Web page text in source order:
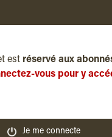
est réservé aux
vous pour y
Je me connecte